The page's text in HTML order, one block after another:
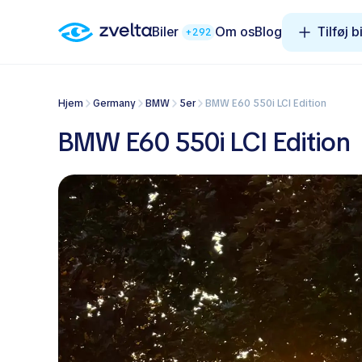
Biler +292 Om osBlog Tilføj
Hjem Germany BMW 5er BMW E60 550i LCI Edition
BMW E60 550i LCI Edition